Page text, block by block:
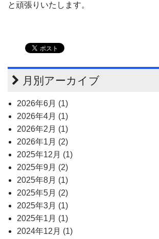
と頑張りいたします。
月別アーカイブ
2026年6月 (1)
2026年4月 (1)
2026年2月 (1)
2026年1月 (2)
2025年12月 (1)
2025年9月 (2)
2025年8月 (1)
2025年5月 (2)
2025年3月 (1)
2025年1月 (1)
2024年12月 (1)